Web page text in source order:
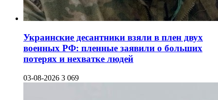
Украинские десантники взяли в плен двух
военных РФ: пленные заявили о больших
потерях и нехватке людей
03-08-2026 3 069